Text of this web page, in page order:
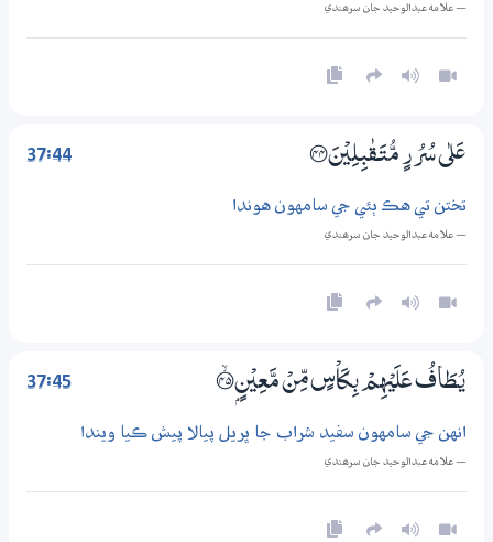
— علامه عبدالوحيد جان سرھندي
37:44 عَلٰي سُرُرٍ مُّتَـقٰبِلِيْنَ ؀44
تختن تي هڪ ٻئي جي سامهون هوندا
— علامه عبدالوحيد جان سرھندي
37:45 يُـطَافُ عَلَيْهِمْ بِكَاْسٍ مِّنْ مَّعِيْنٍۢ ؀ۙ45
انهن جي سامهون سفيد شراب جا ڀريل پيالا پيش ڪيا ويندا
— علامه عبدالوحيد جان سرھندي